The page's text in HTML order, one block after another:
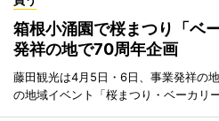
箱根小涌園で桜まつり「ベ
発祥の地で70周年企画
藤田観光は4月5日・6日、事業発祥の
の地域イベント「桜まつり・ベーカリ